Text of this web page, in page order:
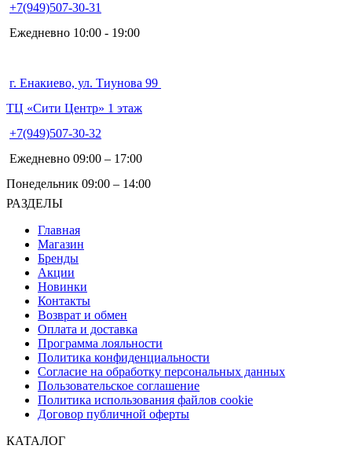
+7(949)507-30-31
Ежедневно 10:00 - 19:00
г. Енакиево, ул. Тиунова 99
ТЦ «Сити Центр» 1 этаж
+7(949)507-30-32
Ежедневно 09:00 – 17:00
Понедельник 09:00 – 14:00
РАЗДЕЛЫ
Главная
Магазин
Бренды
Акции
Новинки
Контакты
Возврат и обмен
Оплата и доставка
Программа лояльности
Политика конфиденциальности
Согласие на обработку персональных данных
Пользовательское соглашение
Политика использования файлов cookie
Договор публичной оферты
КАТАЛОГ